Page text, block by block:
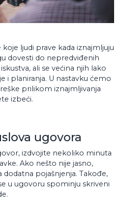
ljudi prave kada iznajmljuju
dovesti do nepredviđenih
ali se većina njih lako
i planiranja. U nastavku ćemo
prilikom iznajmljivanja
izbeći.
ugovora
izdvojite nekoliko minuta
Ako nešto nije jasno,
pojašnjenja. Takođe,
u ugovoru spominju skriveni